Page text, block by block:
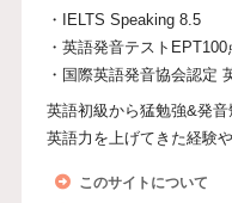
・IELTS Speaking 8.5
・英語発音テストEPT100
・国際英語発音協会認定
英語初級から猛勉強&発
英語力を上げてきた経験
このサイトについて